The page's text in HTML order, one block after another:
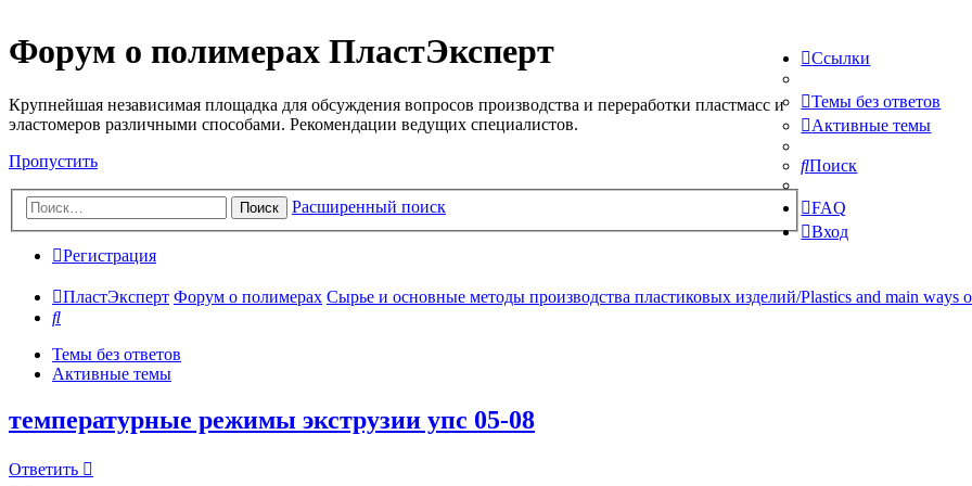
Форум о полимерах ПластЭксперт
Крупнейшая независимая площадка для обсуждения вопросов производства и переработки пластмасс и
эластомеров различными способами. Рекомендации ведущих специалистов.
Пропустить
Поиск Расширенный поиск
Ссылки
Темы без ответов
Активные темы
Поиск
FAQ
Вход
Регистрация
ПластЭксперт Форум о полимерах Сырье и основные методы производства пластиковых изделий/Plastics and main ways
Поиск
Темы без ответов
Активные темы
температурные режимы экструзии упс 05-08
Ответить